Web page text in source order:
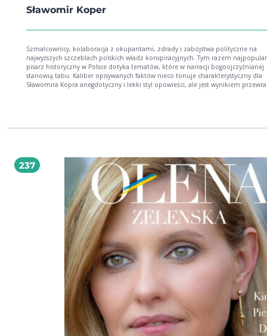
Sławomir Koper
Szmalcownicy, kolaboracja z okupantami, zdrady i zabójstwa polityczne na
najwyższych szczeblach polskich władz konspiracyjnych. Tym razem
pisarz historyczny w Polsce dotyka tematów, które w narracji bogoojczyźnianej
stanowią tabu. Kaliber opisywanych faktów nieco tonuje charakterystyczny dla
Sławomira Kopra anegdotyczny i lekki styl opowieści, ale jest wynikiem
237